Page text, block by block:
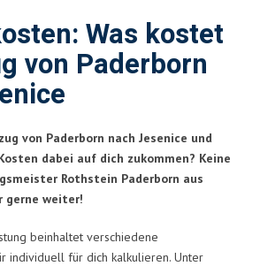
Was kostet
von Paderborn
von Paderborn nach Jesenice und
dabei auf dich zukommen? Keine
Rothstein Paderborn aus
gerne weiter!
beinhaltet verschiedene
individuell für dich kalkulieren. Unter